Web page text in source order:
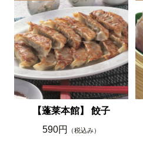
【蓬莱本館】 餃子
590円
（税込み）